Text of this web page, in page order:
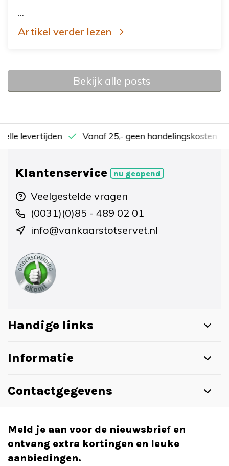
...
Artikel verder lezen
Bekijk alle posts
levertijden Vanaf 25,- geen handelingskosten
Klantenservice nu geopend
Veelgestelde vragen
(0031)(0)85 - 489 02 01
info@vankaarstotservet.nl
Handige links
Informatie
Contactgegevens
Meld je aan voor de nieuwsbrief en
ontvang extra kortingen en leuke
aanbiedingen.